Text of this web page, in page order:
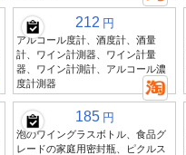
212 円
アルコール度計、酒度計、酒量
計、ワイン計測器、ワイン計量
器、ワイン計測計、アルコール濃
度計測器
185 円
泡のワイングラスボトル、食品グ
レードの家庭用密封瓶、ピクルス